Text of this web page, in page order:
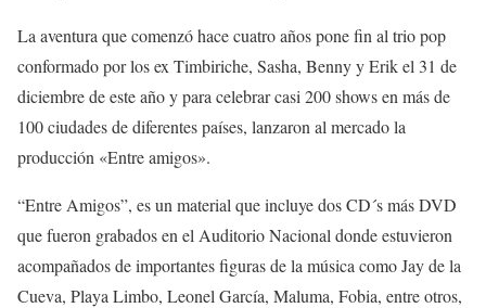
La aventura que comenzó hace cuatro años pone fin al trio pop
conformado por los ex Timbiriche, Sasha, Benny y Erik el 31 de
diciembre de este año y para celebrar casi 200 shows en más de
100 ciudades de diferentes países, lanzaron al mercado la
producción «Entre amigos».
“Entre Amigos”, es un material que incluye dos CD´s más DVD
que fueron grabados en el Auditorio Nacional donde estuvieron
acompañados de importantes figuras de la música como Jay de la
Cueva, Playa Limbo, Leonel García, Maluma, Fobia, entre otros,